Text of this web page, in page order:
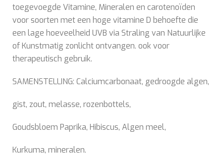
toegevoegde Vitamine, Mineralen en carotenoïden
voor soorten met een hoge vitamine D behoefte die
een lage hoeveelheid UVB via Straling van Natuurlijke
of Kunstmatig zonlicht ontvangen. ook voor
therapeutisch gebruik.
SAMENSTELLING: Calciumcarbonaat, gedroogde algen,
gist, zout, melasse, rozenbottels,
Goudsbloem Paprika, Hibiscus, Algen meel,
Kurkuma, mineralen.